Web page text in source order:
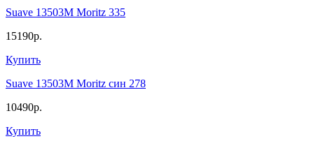
Suave 13503M Moritz 335
15190р.
Купить
Suave 13503M Moritz син 278
10490р.
Купить